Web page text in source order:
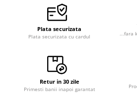
Plata securizata
Plata securizata cu cardul
Retur in 30 zile
Primesti banii inapoi garantat